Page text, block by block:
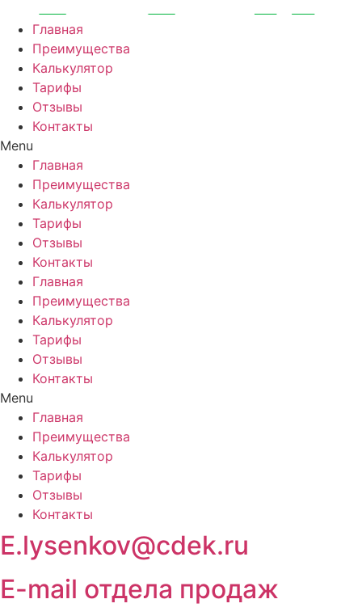
Перейти
содержимому
Главная
Преимущества
Калькулятор
Тарифы
Отзывы
Контакты
Menu
Главная
Преимущества
Калькулятор
Тарифы
Отзывы
Контакты
Главная
Преимущества
Калькулятор
Тарифы
Отзывы
Контакты
Menu
Главная
Преимущества
Калькулятор
Тарифы
Отзывы
Контакты
E.lysenkov@cdek.ru
E-mail отдела продаж